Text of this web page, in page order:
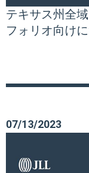
テキサス州全
フォリオ向け
07/13/2023